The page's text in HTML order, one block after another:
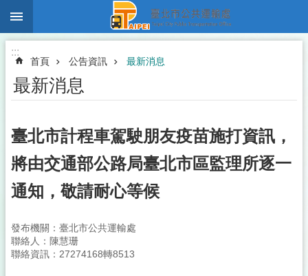
跳到主要內容區塊
:::
首頁 公告資訊 最新消息
最新消息
臺北市計程車駕駛朋友疫苗施打資訊，
將由交通部公路局臺北市區監理所逐一
通知，敬請耐心等候
發布機關：臺北市公共運輸處
聯絡人：陳慧珊
聯絡資訊：27274168轉8513